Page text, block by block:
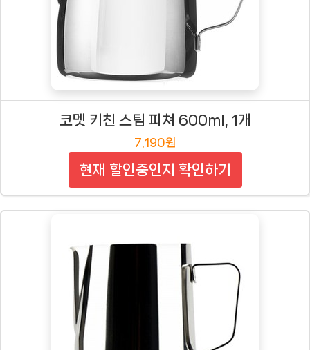
코멧 키친 스팀 피쳐 600ml, 1개
7,190원
현재 할인중인지 확인하기